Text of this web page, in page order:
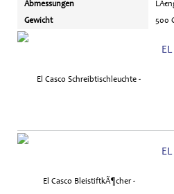
Abmessungen
Gewicht
500